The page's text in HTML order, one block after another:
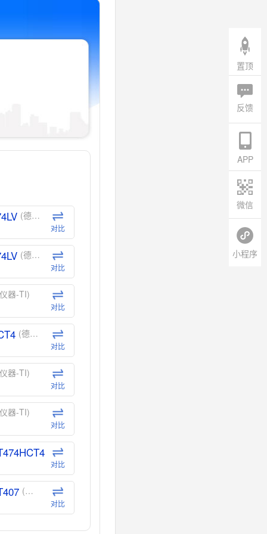
(德州仪器-TI)
对比
(德州仪器-TI)
对比
器-TI)
对比
(德州仪器-TI)
对比
器-TI)
对比
器-TI)
对比
(德州仪器-TI)
对比
(德州仪器-TI)
对比
(德州仪器-TI)
置顶
反馈
APP
微信
小程序